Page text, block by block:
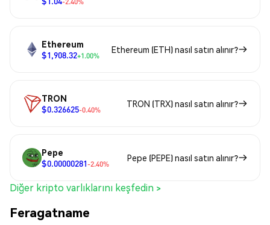
Ethereum
$1,908.32+1.00%
Ethereum (ETH) nasıl satın alınır?
TRON
$0.326625-0.40%
TRON (TRX) nasıl satın alınır?
Pepe
$0.00000281-2.40%
Pepe (PEPE) nasıl satın alınır?
Diğer kripto varlıklarını keşfedin >
Feragatname